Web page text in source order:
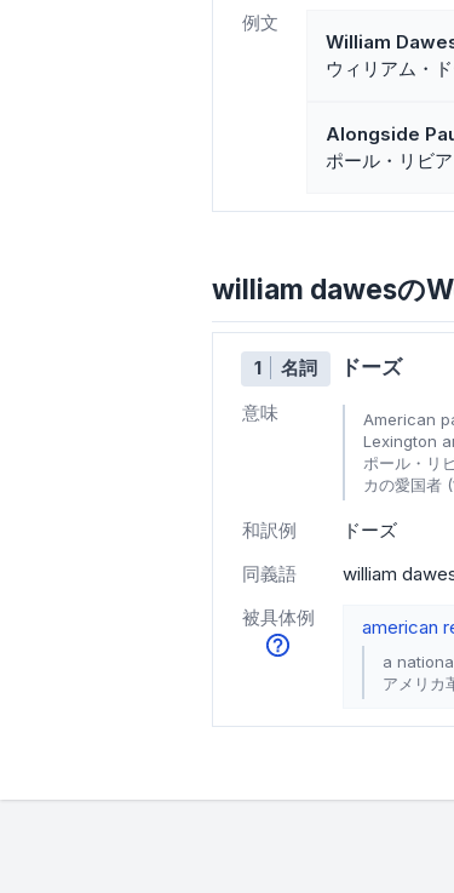
例文
William
ウィリアム・
Alongside
ポール・リビ
william dawesの
1 名詞 ドーズ
意味
American
Lexington
ポール・リ
カの愛国者
和訳例
ドーズ
同義語
william
被具体例
american
a
アメリカ